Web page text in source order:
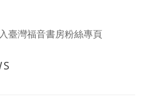
臺灣福音書房粉絲專頁